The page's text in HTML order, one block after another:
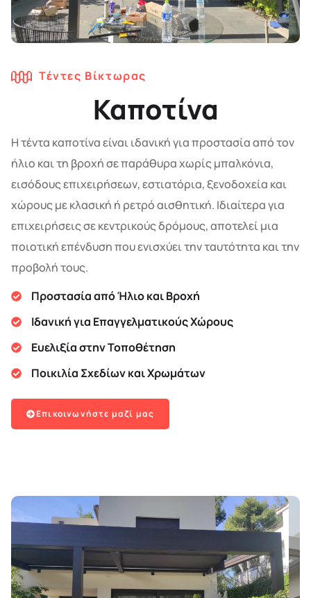
Τέντες Βίκτωρας
Καποτίνα
Η τέντα καποτίνα είναι ιδανική για προστασία από τον
ήλιο και τη βροχή σε παράθυρα χωρίς μπαλκόνια,
εισόδους επιχειρήσεων, εστιατόρια, ξενοδοχεία και
χώρους με κλασική ή ρετρό αισθητική. Ιδιαίτερα για
επιχειρήσεις σε κεντρικούς δρόμους, αποτελεί μια
ποιοτική επένδυση που ενισχύει την ταυτότητα και την
προβολή τους.
Προστασία από Ήλιο και Βροχή
Ιδανική για Επαγγελματικούς Χώρους
Ευελιξία στην Τοποθέτηση
Ποικιλία Σχεδίων και Χρωμάτων
Επικοινωνήστε μαζί μας